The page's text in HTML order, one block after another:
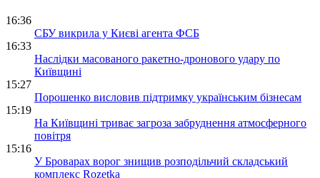
16:36
СБУ викрила у Києві агента ФСБ
16:33
Наслідки масованого ракетно-дронового удару по
Київщині
15:27
Порошенко висловив підтримку українським бізнесам
15:19
На Київщині триває загроза забруднення атмосферного
повітря
15:16
У Броварах ворог знищив розподільчий складський
комплекс Rozetka